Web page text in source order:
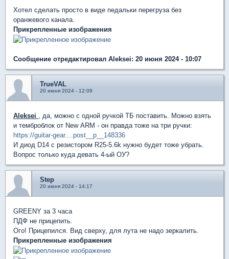
Хотел сделать просто в виде педальки перегруза без
оранжевого канала.
Прикрепленные изображения
Сообщение отредактировал Aleksei: 20 июня 2024 - 10:07
TrueVAL
20 июня 2024 - 12:09
Aleksei , да, можно с одной ручкой ТБ поставить. Можно взять
и темброблок от New ARM - он правда тоже на три ручки:
https://guitar-gear....post__p__148336
И диод D14 с резистором R25-5.6k нужно будет тоже убрать.
Вопрос только куда девать 4-ый ОУ?
Step
20 июня 2024 - 14:17
GREENY за 3 часа
ПДФ не прицепить.
Ого! Прицепился. Вид сверху, для лута не надо зеркалить.
Прикрепленные изображения